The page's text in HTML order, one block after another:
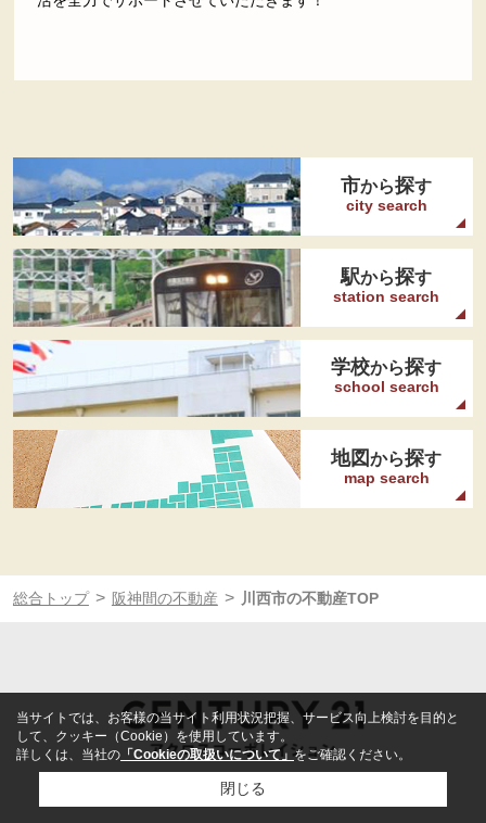
市から探す
city search
駅から探す
station search
学校から探す
school search
地図から探す
map search
総合トップ > 阪神間の不動産 > 川西市の不動産TOP
平日：10:00～19:00、土日：10:00～19:30
当サイトでは、お客様の当サイト利用状況把握、サービス向上検討を目的と
して、クッキー（Cookie）を使用しています。
詳しくは、当社の 「Cookieの取扱いについて」をご確認ください。
閉じる